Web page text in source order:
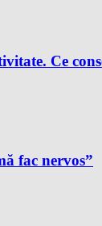
Ce
fac nervos”